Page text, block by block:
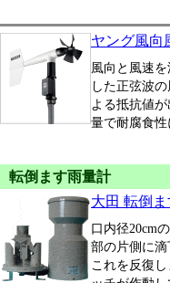
ヤング風向
風向と風速
した正弦波
よる抵抗値
量で耐腐食
転倒ます雨量計
大田 転倒ま
口内径20cm
部の片側に滴
これを反復